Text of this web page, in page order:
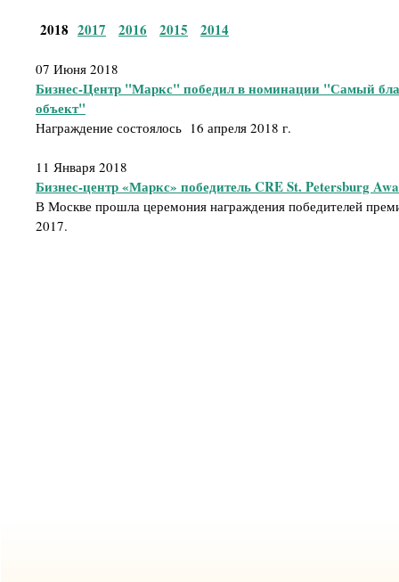
2018 2017 2016 2015 2014
07 Июня 2018
Бизнес-Центр "Маркс" победил в номинации "Самый
объект"
Награждение состоялось 16 апреля 2018 г.
11 Января 2018
Бизнес-центр «Маркс» победитель CRE St. Petersburg
В Москве прошла церемония награждения победителей
2017.